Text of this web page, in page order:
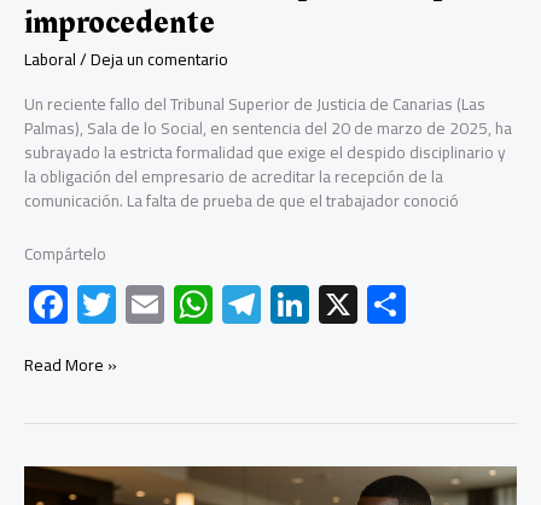
improcedente
Laboral/Deja un comentario
Un reciente fallo del Tribunal Superior de Justicia de Canarias (Las
Palmas), Sala de lo Social, en sentencia del 20 de marzo de 2025, ha
subrayado la estricta formalidad que exige el despido disciplinario y
la obligación del empresario de acreditar la recepción de la
comunicación. La falta de prueba de que el trabajador conoció
Compártelo
F
ac
e
b
o
T
wi
er
E
m
W
h
s
A
Te
le
a
m
Li
nk
dI
n
X
p
ar
El
por
burofax
Read More »